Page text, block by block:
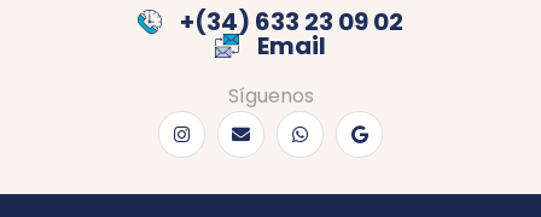
+(34) 633 23 09 02
Email
Síguenos